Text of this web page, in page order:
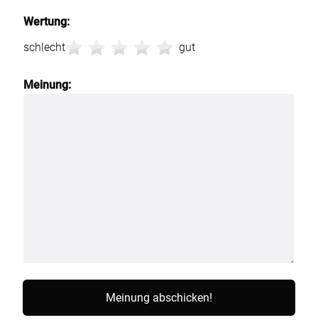
Wertung:
schlecht
gut
Meinung: